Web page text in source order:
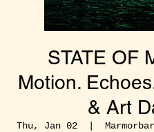
STATE OF
Motion.
& Art
Thu, Jan 02
  |